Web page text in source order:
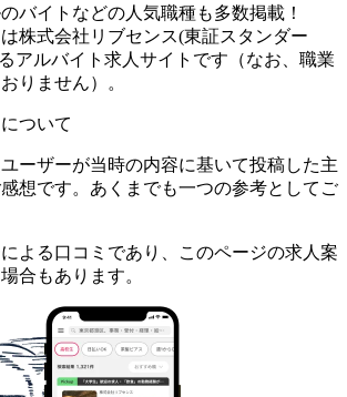
バイトなどの人気職種も多数掲載！
は株式会社リブセンス(東証スタンダー
アルバイト求人サイトです（なお、職業
りません）。
ついて
ーザーが当時の内容に基いて投稿した主
想です。あくまでも一つの参考としてご
よる口コミであり、このページの求人案
合もあります。